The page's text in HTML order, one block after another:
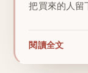
把買來的人留
閱讀全文